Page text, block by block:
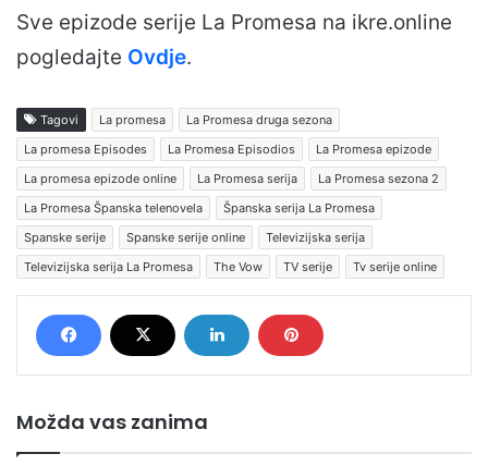
Sve epizode serije La Promesa na ikre.online
pogledajte Ovdje.
Tagovi La promesa
La Promesa druga sezona
La promesa Episodes
La Promesa Episodios
La Promesa epizode
La promesa epizode online
La Promesa serija
La Promesa sezona 2
La Promesa Španska telenovela
Španska serija La Promesa
Spanske serije
Spanske serije online
Televizijska serija
Televizijska serija La Promesa
The Vow TV serije Tv serije online
Možda vas zanima